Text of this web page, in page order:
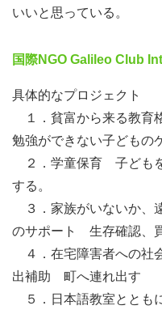
いいと思っている。
国際NGO Galileo Club
具体的なプロジェクト
１．貧富から来る教育
勉強ができない子どもの
２．学童保育 子ども
する。
３．家族がいないか、
のサポート 生存確認、
４．在宅障害者への
出補助 町へ連れ出す
５．日本語教室ととも